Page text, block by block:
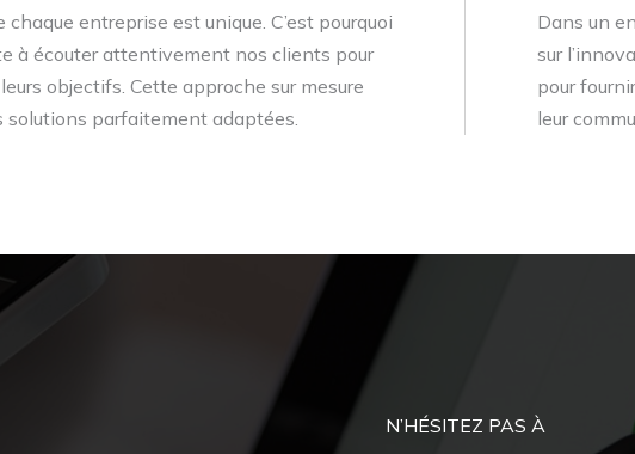
entreprise est unique. C’est pourquoi
à écouter attentivement nos clients pour
objectifs. Cette approche sur mesure
solutions parfaitement adaptées.
Dans un
sur
pour
leur
N’HÉSITEZ PAS À